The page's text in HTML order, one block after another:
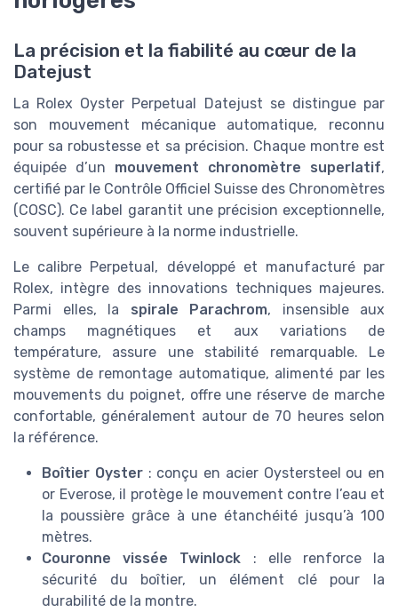
La précision et la fiabilité au cœur de la
Datejust
La Rolex Oyster Perpetual Datejust se distingue par
son mouvement mécanique automatique, reconnu
pour sa robustesse et sa précision. Chaque montre est
équipée d’un mouvement chronomètre superlatif,
certifié par le Contrôle Officiel Suisse des Chronomètres
(COSC). Ce label garantit une précision exceptionnelle,
souvent supérieure à la norme industrielle.
Le calibre Perpetual, développé et manufacturé par
Rolex, intègre des innovations techniques majeures.
Parmi elles, la spirale Parachrom, insensible aux
champs magnétiques et aux variations de
température, assure une stabilité remarquable. Le
système de remontage automatique, alimenté par les
mouvements du poignet, offre une réserve de marche
confortable, généralement autour de 70 heures selon
la référence.
Boîtier Oyster: conçu en acier Oystersteel ou en
or Everose, il protège le mouvement contre l’eau et
la poussière grâce à une étanchéité jusqu’à 100
mètres.
Couronne vissée Twinlock : elle renforce la
sécurité du boîtier, un élément clé pour la
durabilité de la montre.